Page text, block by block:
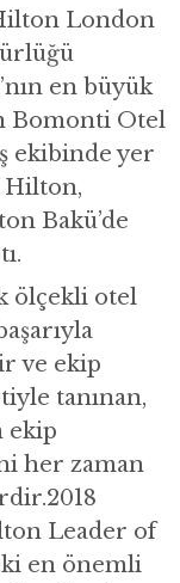
London
en büyük
Bomonti Otel
ekibinde yer
Hilton,
Bakü’de
ölçekli otel
ve ekip
tanınan,
ekip
her zaman
Leader of
en önemli